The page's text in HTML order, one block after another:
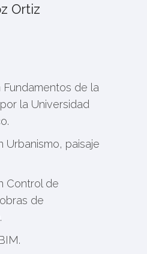
Ortiz
Fundamentos de la
la Universidad
Urbanismo, paisaje
Control de
de